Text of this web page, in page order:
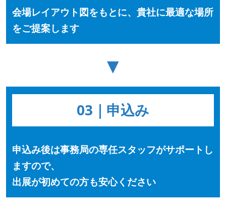
会場レイアウト図をもとに、貴社に最適な場所
をご提案します
▼
03｜申込み
申込み後は事務局の専任スタッフがサポートし
ますので、
出展が初めての方も安心ください